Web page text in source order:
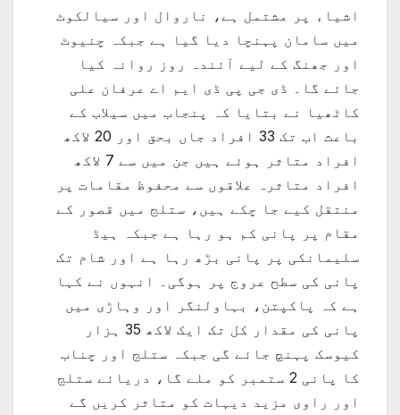
اشیاء پر مشتمل ہے، ناروال اور سیالکوٹ
میں سامان پہنچا دیا گیا ہے جبکہ چنیوٹ
اور جھنگ کے لیے آئندہ روز روانہ کیا
جائے گا۔ ڈی جی پی ڈی ایم اے عرفان علی
کاٹھیا نے بتایا کہ پنجاب میں سیلاب کے
باعث اب تک 33 افراد جاں بحق اور 20 لاکھ
افراد متاثر ہوئے ہیں جن میں سے 7 لاکھ
افراد متاثرہ علاقوں سے محفوظ مقامات پر
منتقل کیے جا چکے ہیں، ستلج میں قصور کے
مقام پر پانی کم ہو رہا ہے جبکہ ہیڈ
سلیمانکی پر پانی بڑھ رہا ہے اور شام تک
پانی کی سطح عروج پر ہوگی۔ انہوں نے کہا
ہے کہ پاکپتن، بہاولنگر اور وہاڑی میں
پانی کی مقدار کل تک ایک لاکھ 35 ہزار
کیوسک پہنچ جائے گی جبکہ ستلج اور چناب
کا پانی 2 ستمبر کو ملے گا، دریائے ستلج
اور راوی مزید دیہات کو متاثر کریں گے